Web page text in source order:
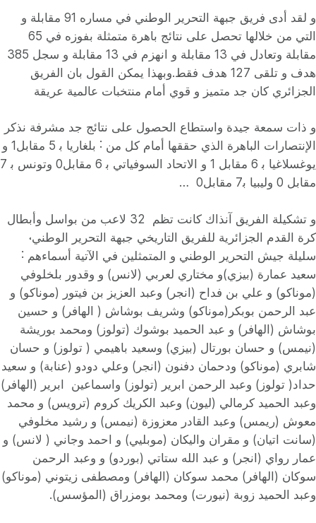
و لقد أدى فريق جبهة التحرير الوطني في مساره 91 مقابلة و
التي من خلالها تحصل على نتائج باهرة متمثلة بفوزه في 65
مقابلة وتعادل في 13 مقابلة و انهزم في 13 مقابلة و سجل 385
هدف و تلقى 127 هدف فقط.وبهذا يمكن القول بان الفريق
الجزائري كان جد متميز و قوي أمام منتخبات عالمية عريقة
و ذات سمعة جيدة واستطاع الحصول على نتائج جد مشرفة نذكر
اﻹنتصارات الباهرة الذي حققها أمام كل من ˸ بلغاريا ﺑ 5 مقابل1 و
يوغسلاغيا ﺑ 6 مقابل 1 و الاتحاد السوفياتي ﺑ 6 مقابل0 وتونس ﺑ 7
مقابل 0 وليبيا ﺑ7 مقابل0 …
و تشكيلة الفريق آنذاك كانت تظم 32 لاعب من بواسل وأبطال
كرة القدم الجزائرية للفريق التاريخي جبهة التحرير الوطني˓
سليلة جيش التحرير الوطني و المتمثلين في الآتية أسماءهم ˸
سعيد عمارة (بيزي)و مختاري لعربي (لانس) و وقدور بلخلوفي
(موناكو) و علي بن فداح (انجر) وعبد العزيز بن فيتور (موناكو) و
عبد الرحمن بوبكر(موناكو) وشريف بوشاش ( الهافر) و حسين
بوشاش (الهافر) و عبد الحميد بوشوك (تولوز) ومحمد بوريشة
(نيمس) و حسان بورتال (بيزي) وسعيد باهيمي ( تولوز) و حسان
شابري (موناكو) ودحمان دفنون (انجر) وعلي دودو (عنابة) و سعيد
حداد( تولوز) وعبد الرحمن ابرير (تولوز) واسماعين ابرير (الهافر)
وعبد الحميد كرمالي (ليون) وعبد الكريك كروم (ترويس) و محمد
معوش (ريمس) وعبد القادر معزوزة (نيمس) و رشيد مخلوفي
(سانت اتيان) و مقران واليكان (موبليي) و احمد وجاني ( لانس) و
عمار رواي (انجر) و عبد الله ستاتي (بوردو) و وعبد الرحمن
سوكان (الهافر) محمد سوكان (الهافر) ومصطفى زيتوني (موناكو)
وعبد الحميد زوبة (نيورت) ومحمد بومزراق (المؤسس).